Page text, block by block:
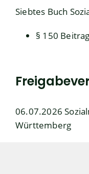
Siebtes Buch
§ 150
06.07.2026
Württemberg